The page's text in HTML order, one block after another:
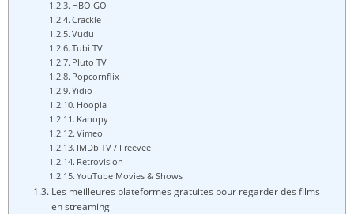
HBO GO
Crackle
Vudu
Tubi TV
Pluto TV
Popcornflix
Yidio
Hoopla
Kanopy
Vimeo
IMDb TV / Freevee
Retrovision
YouTube Movies & Shows
Les meilleures plateformes gratuites pour regarder des films
en streaming